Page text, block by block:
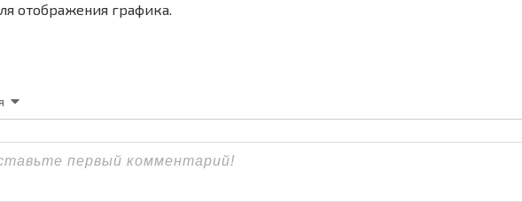
отображения графика.